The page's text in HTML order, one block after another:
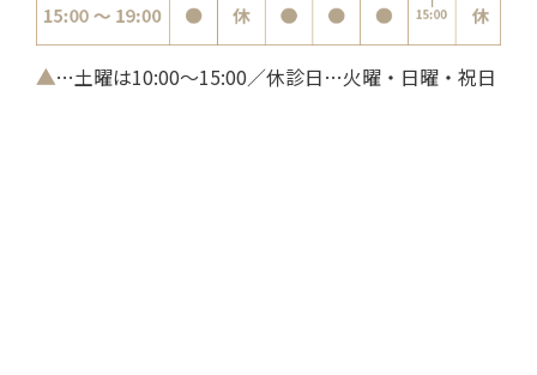
▲…土曜は10:00～15:00／休診日…火曜・日曜・祝日